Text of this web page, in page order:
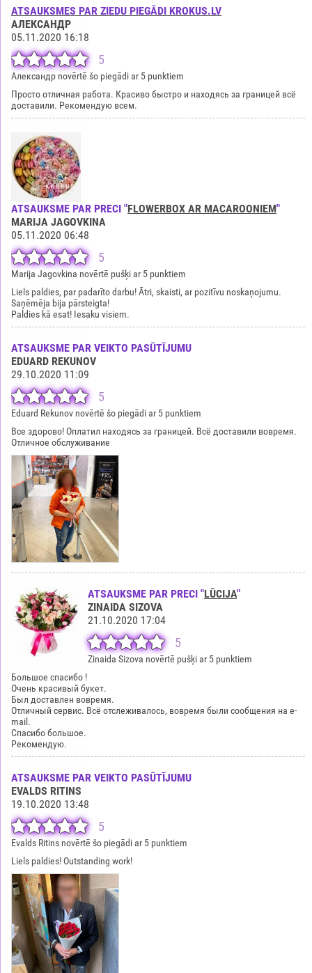
ATSAUKSMES PAR ZIEDU PIEGĀDI KROKUS.LV
АЛЕКСАНДР
05.11.2020 16:18
5
Александр novērtē šo piegādi ar 5 punktiem
Просто отличная работа. Красиво быстро и находясь за границей всё
доставили. Рекомендую всем.
ATSAUKSME PAR PRECI "FLOWERBOX AR MACAROONIEM"
MARIJA JAGOVKINA
05.11.2020 06:48
5
Marija Jagovkina novērtē pušķi ar 5 punktiem
Liels paldies, par padarīto darbu! Ātri, skaisti, ar pozitīvu noskaņojumu.
Saņēmēja bija pārsteigta!
Paldies kā esat! Iesaku visiem.
ATSAUKSME PAR VEIKTO PASŪTĪJUMU
EDUARD REKUNOV
29.10.2020 11:09
5
Eduard Rekunov novērtē šo piegādi ar 5 punktiem
Все здорово! Оплатил находясь за границей. Всё доставили вовремя.
Отличное обслуживание
ATSAUKSME PAR PRECI "LŪCIJA"
ZINAIDA SIZOVA
21.10.2020 17:04
5
Zinaida Sizova novērtē pušķi ar 5 punktiem
Большое спасибо !
Очень красивый букет.
Был доставлен вовремя.
Отличный сервис. Всё отслеживалось, вовремя были сообщения на e-
mail.
Спасибо большое.
Рекомендую.
ATSAUKSME PAR VEIKTO PASŪTĪJUMU
EVALDS RITINS
19.10.2020 13:48
5
Evalds Ritins novērtē šo piegādi ar 5 punktiem
Liels paldies! Outstanding work!